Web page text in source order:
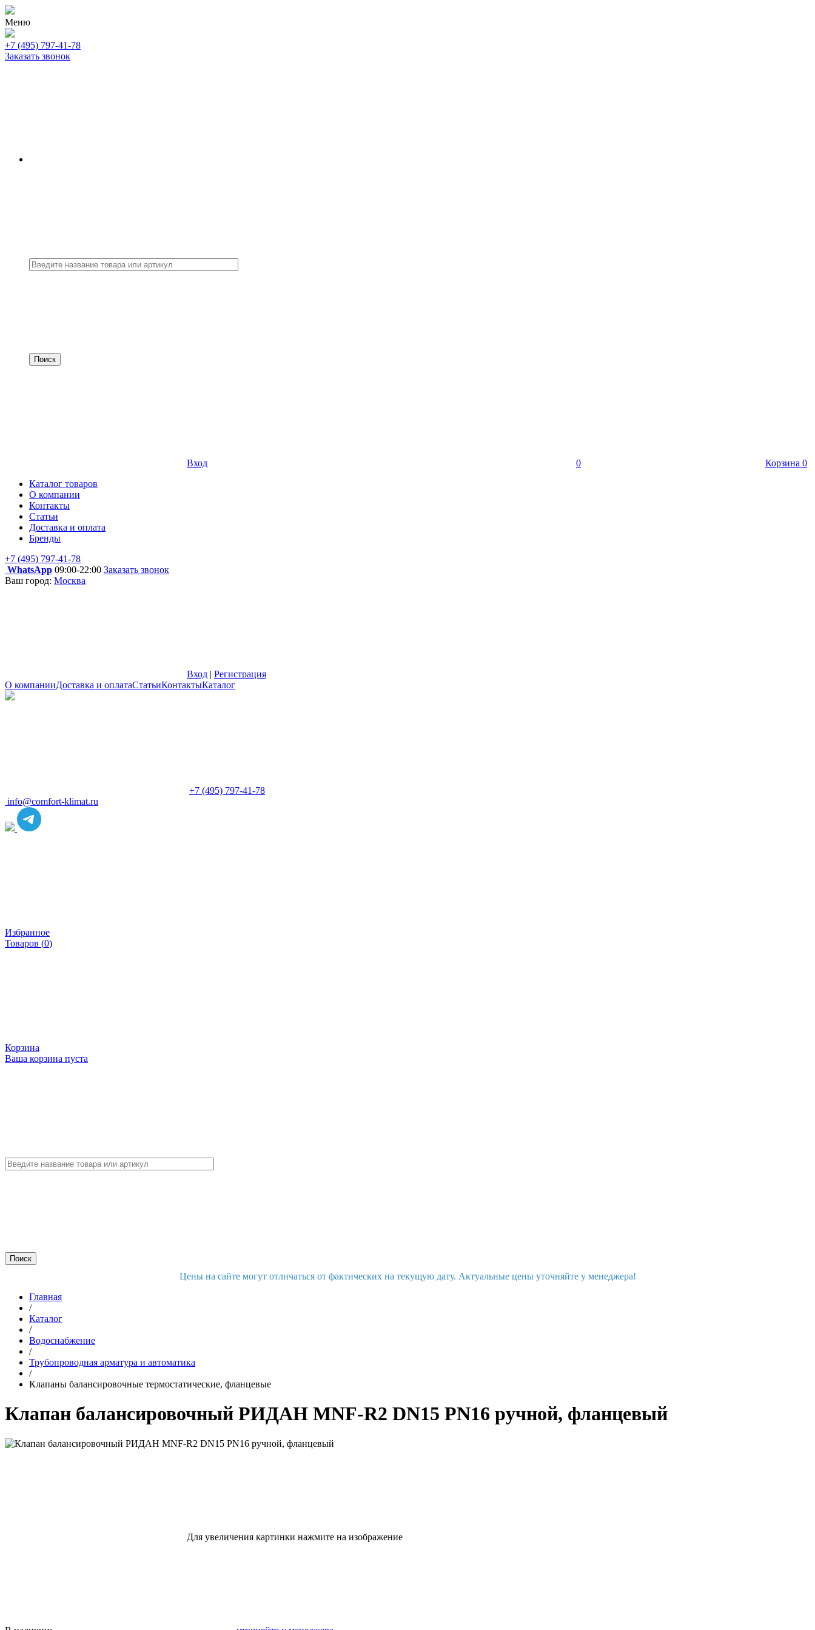
Меню
+7 (495) 797-41-78
Заказать звонок
Вход 0 Корзина 0
Каталог товаров
О компании
Контакты
Статьи
Доставка и оплата
Бренды
+7 (495) 797-41-78
WhatsApp 09:00-22:00 Заказать звонок
Ваш город: Москва
Вход | Регистрация
О компанииДоставка и оплатаСтатьиКонтактыКаталог
+7 (495) 797-41-78
info@comfort-klimat.ru
Избранное
Товаров (0)
Корзина
Ваша корзина пуста
Цены на сайте могут отличаться от фактических на текущую дату. Актуальные цены уточняйте у менеджера!
Главная
/
Каталог
/
Водоснабжение
/
Трубопроводная арматура и автоматика
/
Клапаны балансировочные термостатические, фланцевые
Клапан балансировочный РИДАН MNF-R2 DN15 PN16 ручной, фланцевый
Для увеличения картинки нажмите на изображение